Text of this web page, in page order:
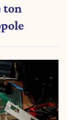
ton